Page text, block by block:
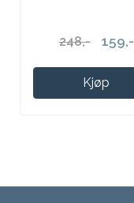
248,- 159,-
Kjøp